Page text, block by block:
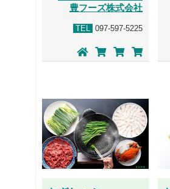
豊フーズ株式会社
TEL 097-597-5225